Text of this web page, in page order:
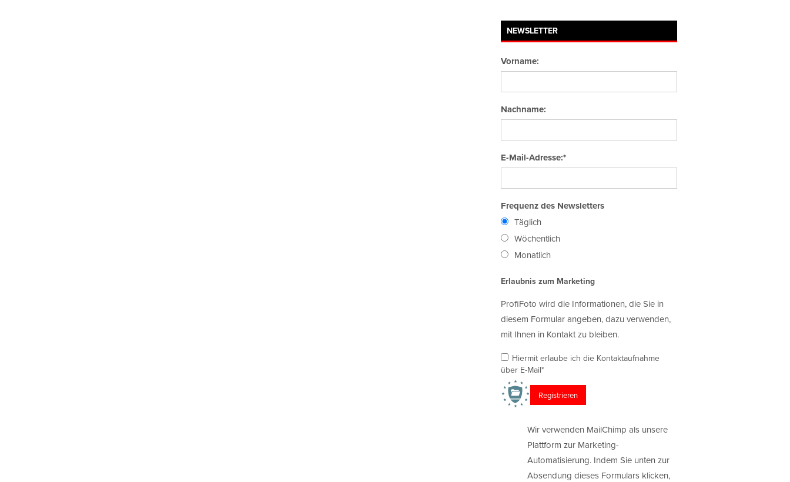
NEWSLETTER
Vorname:
Nachname:
E-Mail-Adresse:*
Frequenz des Newsletters
Täglich
Wöchentlich
Monatlich
Erlaubnis zum Marketing
ProfiFoto wird die Informationen, die Sie in
diesem Formular angeben, dazu verwenden,
mit Ihnen in Kontakt zu bleiben.
Hiermit erlaube ich die Kontaktaufnahme
über E-Mail*
Wir verwenden MailChimp als unsere
Plattform zur Marketing-
Automatisierung. Indem Sie unten zur
Absendung dieses Formulars klicken,